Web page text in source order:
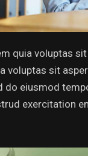
quia voluptas
voluptas sit
do eiusmod
exercitation